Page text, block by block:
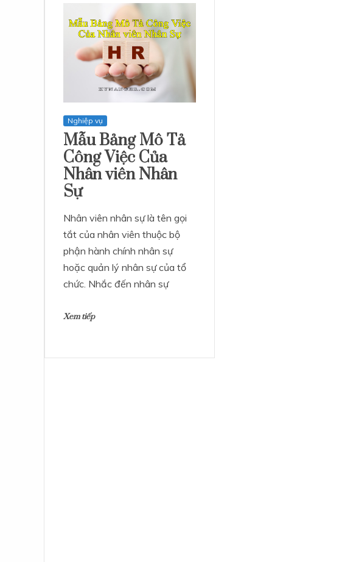
Nghiệp vụ
Mẫu Bảng Mô Tả
Công Việc Của
Nhân viên Nhân
Sự
Nhân viên nhân sự là tên gọi
tắt của nhân viên thuộc bộ
phận hành chính nhân sự
hoặc quản lý nhân sự của tổ
chức. Nhắc đến nhân sự
Xem tiếp